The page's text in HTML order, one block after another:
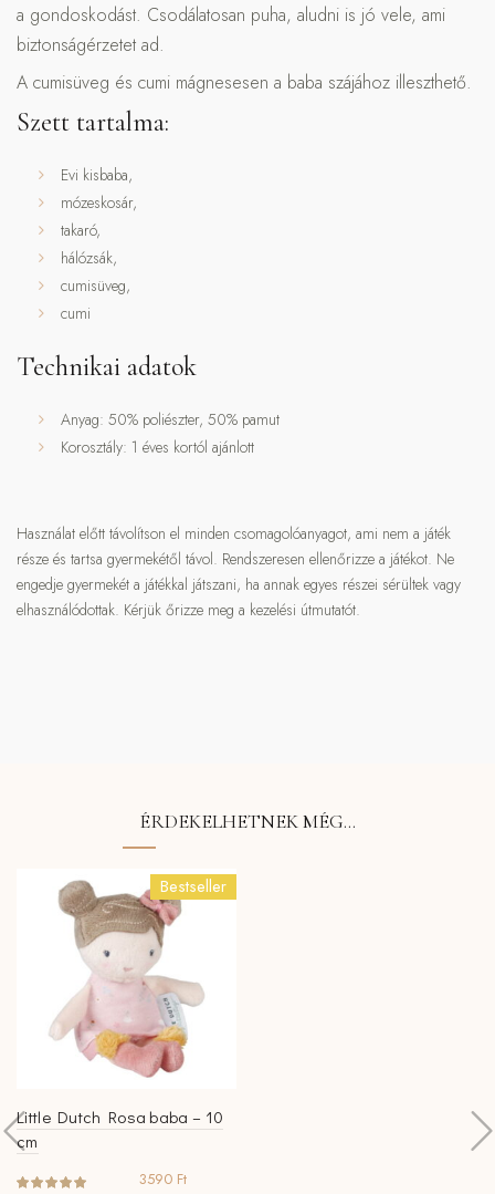
a gondoskodást. Csodálatosan puha, aludni is jó vele, ami
biztonságérzetet ad.
A cumisüveg és cumi mágnesesen a baba szájához illeszthető.
Szett tartalma:
Evi kisbaba,
mózeskosár,
takaró,
hálózsák,
cumisüveg,
cumi
Technikai adatok
Anyag: 50% poliészter, 50% pamut
Korosztály: 1 éves kortól ajánlott
Használat előtt távolítson el minden csomagolóanyagot, ami nem a játék
része és tartsa gyermekétől távol. Rendszeresen ellenőrizze a játékot. Ne
engedje gyermekét a játékkal játszani, ha annak egyes részei sérültek vagy
elhasználódottak. Kérjük őrizze meg a kezelési útmutatót.
ÉRDEKELHETNEK MÉG…
Bestseller
Little Dutch Rosa baba – 10
cm
3590 Ft